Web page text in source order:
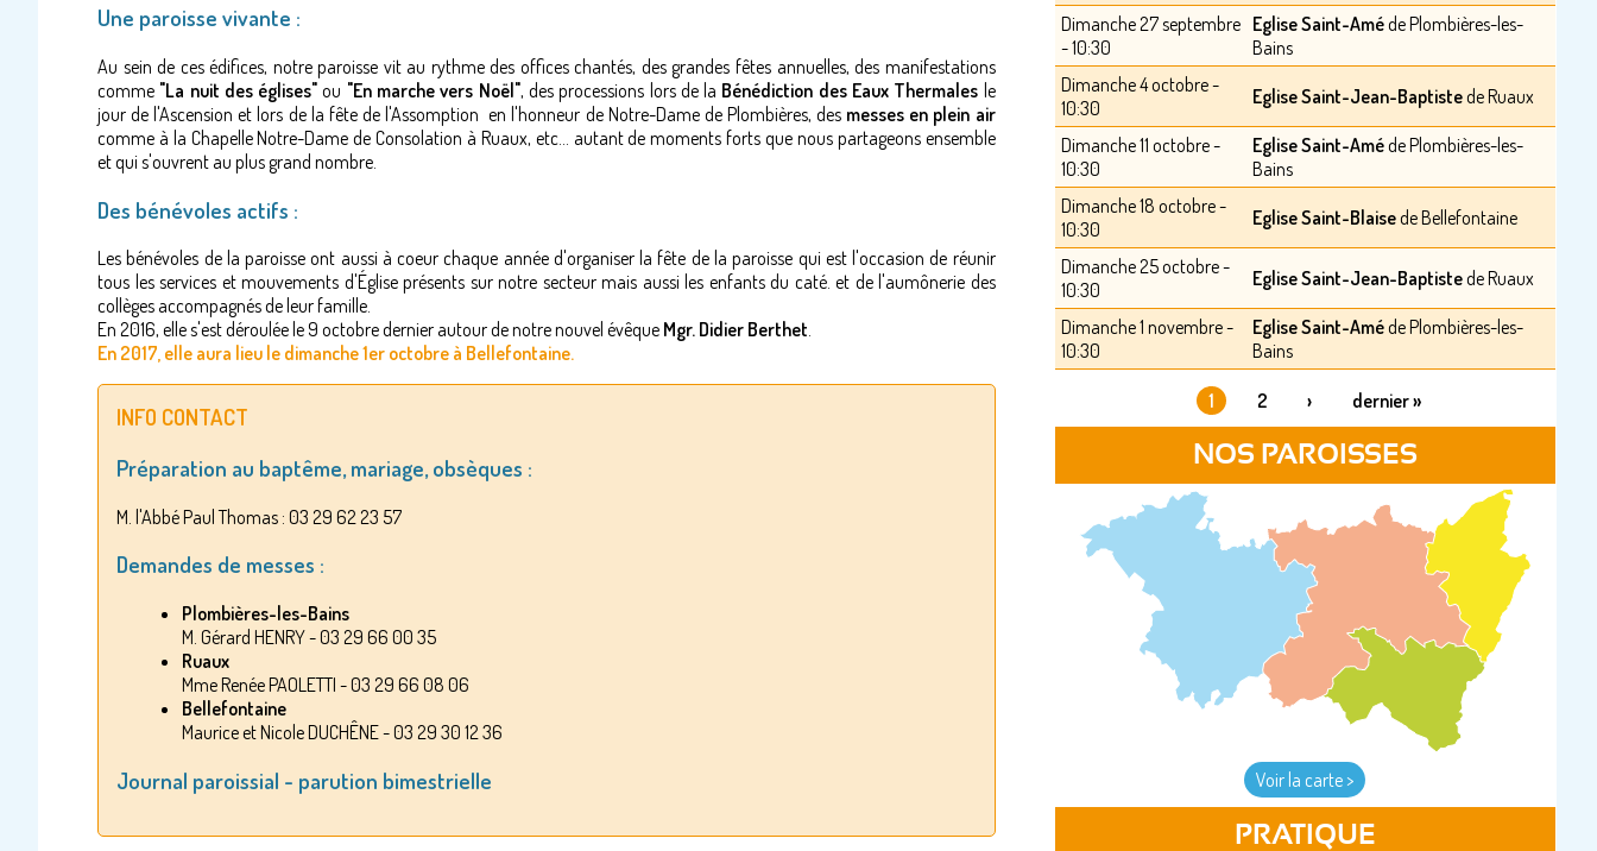
Une paroisse vivante :
Au sein de ces édifices, notre paroisse vit au rythme des offices chantés, des grandes fêtes annuelles, des manifestations
comme "La nuit des églises" ou "En marche vers Noël", des processions lors de la Bénédiction des Eaux Thermales le
jour de l'Ascension et lors de la fête de l'Assomption en l'honneur de Notre-Dame de Plombières, des messes en plein air
comme à la Chapelle Notre-Dame de Consolation à Ruaux, etc... autant de moments forts que nous partageons ensemble
et qui s'ouvrent au plus grand nombre.
Des bénévoles actifs :
Les bénévoles de la paroisse ont aussi à coeur chaque année d'organiser la fête de la paroisse qui est l'occasion de réunir
tous les services et mouvements d'Église présents sur notre secteur mais aussi les enfants du caté. et de l'aumônerie des
collèges accompagnés de leur famille.
En 2016, elle s'est déroulée le 9 octobre dernier autour de notre nouvel évêque Mgr. Didier Berthet.
En 2017, elle aura lieu le dimanche 1er octobre à Bellefontaine.
INFO CONTACT
Préparation au baptême, mariage, obsèques :
M. l'Abbé Paul Thomas : 03 29 62 23 57
Demandes de messes :
Plombières-les-Bains
M. Gérard HENRY - 03 29 66 00 35
Ruaux
Mme Renée PAOLETTI - 03 29 66 08 06
Bellefontaine
Maurice et Nicole DUCHÊNE - 03 29 30 12 36
Journal paroissial - parution bimestrielle
Dimanche 27 septembre
- 10:30
Eglise Saint-Améde Plombières-les-
Bains
Dimanche 4 octobre -
10:30
Eglise Saint-Jean-Baptistede Ruaux
Dimanche 11 octobre -
10:30
Eglise Saint-Améde Plombières-les-
Bains
Dimanche 18 octobre -
10:30
Eglise Saint-Blaisede Bellefontaine
Dimanche 25 octobre -
10:30
Eglise Saint-Jean-Baptistede Ruaux
Dimanche 1 novembre -
10:30
Eglise Saint-Améde Plombières-les-
Bains
1 2 › dernier »
NOS PAROISSES
Voir la carte >
PRATIQUE